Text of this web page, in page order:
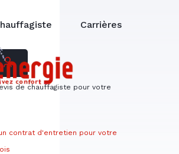
Carrières
de chauffagiste pour votre
contrat d'entretien pour votre